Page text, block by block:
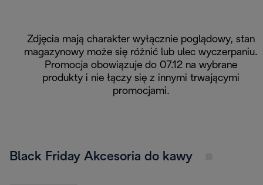
Zdjęcia mają charakter wyłącznie poglądowy, stan
magazynowy może się różnić lub ulec wyczerpaniu.
Promocja obowiązuje do 07.12 na wybrane
produkty i nie łączy się z innymi trwającymi
promocjami.
Black Friday Akcesoria do kawy